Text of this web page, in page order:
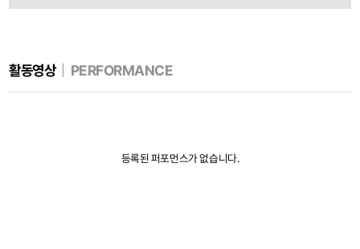
활동영상 PERFORMANCE
등록된 퍼포먼스가 없습니다.
인생장사학교 사이트 개편 오픈 안내